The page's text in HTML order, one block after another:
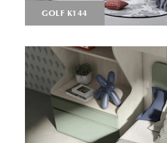
GOLF K144